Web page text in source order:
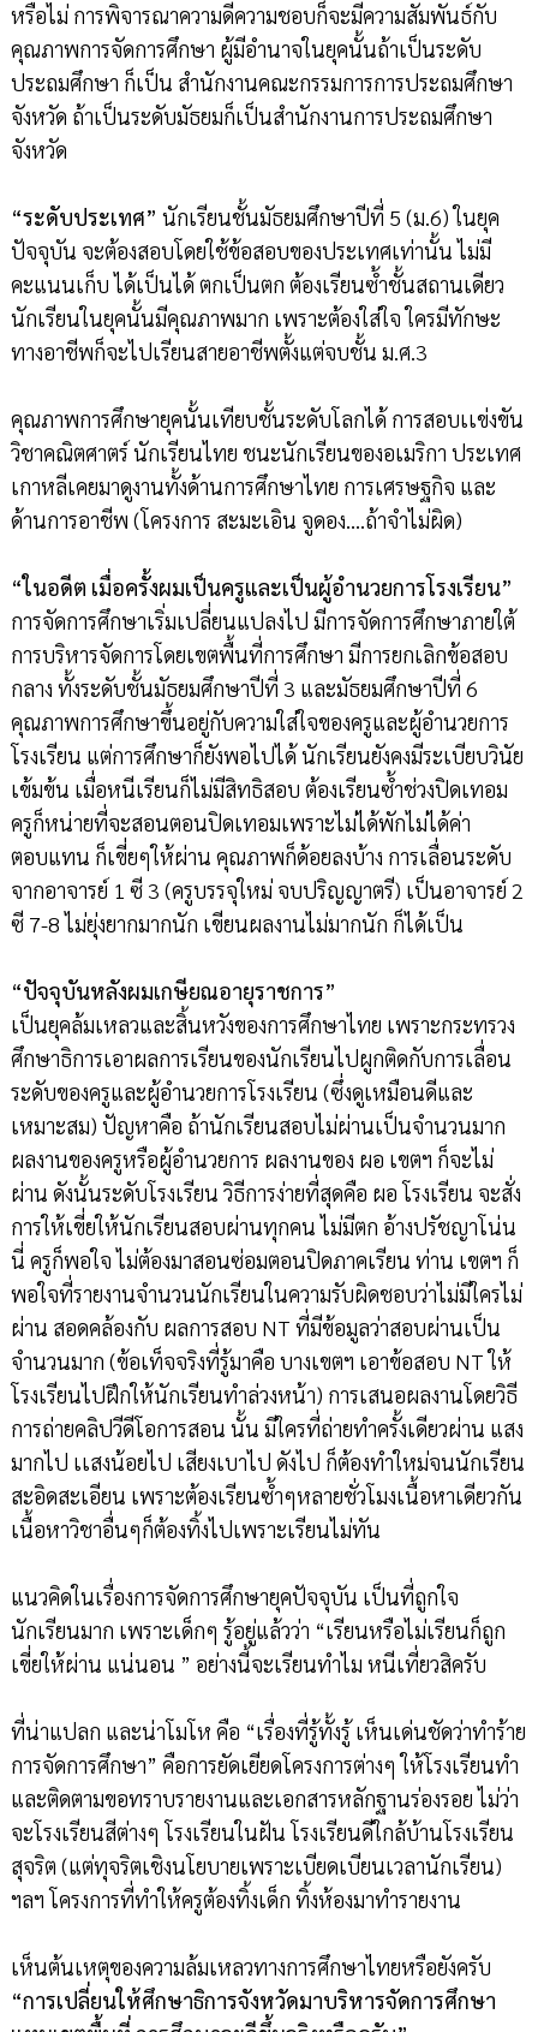
หรือไม่ การพิจารณาความดีความชอบก็จะมีความสัมพันธ์กับ
คุณภาพการจัดการศึกษา ผู้มีอำนาจในยุคนั้นถ้าเป็นระดับ
ประถมศึกษา ก็เป็น สำนักงานคณะกรรมการการประถมศึกษา
จังหวัด ถ้าเป็นระดับมัธยมก็เป็นสำนักงานการประถมศึกษา
จังหวัด
“ระดับประเทศ” นักเรียนชั้นมัธยมศึกษาปีที่ 5 (ม.6) ในยุค
ปัจจุบัน จะต้องสอบโดยใช้ข้อสอบของประเทศเท่านั้น ไม่มี
คะแนนเก็บ ได้เป็นได้ ตกเป็นตก ต้องเรียนซ้ำชั้นสถานเดียว
นักเรียนในยุคนั้นมีคุณภาพมาก เพราะต้องใส่ใจ ใครมีทักษะ
ทางอาชีพก็จะไปเรียนสายอาชีพตั้งแต่จบชั้น ม.ศ.3
คุณภาพการศึกษายุคนั้นเทียบชั้นระดับโลกได้ การสอบเเข่งขัน
วิชาคณิตศาตร์ นักเรียนไทย ชนะนักเรียนของอเมริกา ประเทศ
เกาหลีเคยมาดูงานทั้งด้านการศึกษาไทย การเศรษฐกิจ และ
ด้านการอาชีพ (โครงการ สะมะเอิน จูดอง….ถ้าจำไม่ผิด)
“ในอดีต เมื่อครั้งผมเป็นครูและเป็นผู้อำนวยการโรงเรียน”
การจัดการศึกษาเริ่มเปลี่ยนแปลงไป มีการจัดการศึกษาภายใต้
การบริหารจัดการโดยเขตพื้นที่การศึกษา มีการยกเลิกข้อสอบ
กลาง ทั้งระดับชั้นมัธยมศึกษาปีที่ 3 และมัธยมศึกษาปีที่ 6
คุณภาพการศึกษาขึ้นอยู่กับความใส่ใจของครูและผู้อำนวยการ
โรงเรียน แต่การศึกษาก็ยังพอไปได้ นักเรียนยังคงมีระเบียบวินัย
เข้มข้น เมื่อหนีเรียนก็ไม่มีสิทธิสอบ ต้องเรียนซ้ำช่วงปิดเทอม
ครูก็หน่ายที่จะสอนตอนปิดเทอมเพราะไม่ได้พักไม่ได้ค่า
ตอบแทน ก็เขี่ยๆให้ผ่าน คุณภาพก็ด้อยลงบ้าง การเลื่อนระดับ
จากอาจารย์ 1 ซี 3 (ครูบรรจุใหม่ จบปริญญาตรี) เป็นอาจารย์ 2
ซี 7-8 ไม่ยุ่งยากมากนัก เขียนผลงานไม่มากนัก ก็ได้เป็น
“ปัจจุบันหลังผมเกษียณอายุราชการ”
เป็นยุคล้มเหลวและสิ้นหวังของการศึกษาไทย เพราะกระทรวง
ศึกษาธิการเอาผลการเรียนของนักเรียนไปผูกติดกับการเลื่อน
ระดับของครูและผู้อำนวยการโรงเรียน (ซึ่งดูเหมือนดีและ
เหมาะสม) ปัญหาคือ ถ้านักเรียนสอบไม่ผ่านเป็นจำนวนมาก
ผลงานของครูหรือผู้อำนวยการ ผลงานของ ผอ เขตฯ ก็จะไม่
ผ่าน ดังนั้นระดับโรงเรียน วิธีการง่ายที่สุดคือ ผอ โรงเรียน จะสั่ง
การให้เขี่ยให้นักเรียนสอบผ่านทุกคน ไม่มีตก อ้างปรัชญาโน่น
นี่ ครูก็พอใจ ไม่ต้องมาสอนซ่อมตอนปิดภาคเรียน ท่าน เขตฯ ก็
พอใจที่รายงานจำนวนนักเรียนในความรับผิดชอบว่าไม่มีใครไม่
ผ่าน สอดคล้องกับ ผลการสอบ NT ที่มีข้อมูลว่าสอบผ่านเป็น
จำนวนมาก (ข้อเท็จจริงที่รู้มาคือ บางเขตฯ เอาข้อสอบ NT ให้
โรงเรียนไปฝึกให้นักเรียนทำล่วงหน้า) การเสนอผลงานโดยวิธี
การถ่ายคลิปวีดีโอการสอน นั้น มีใครที่ถ่ายทำครั้งเดียวผ่าน แสง
มากไป เเสงน้อยไป เสียงเบาไป ดังไป ก็ต้องทำใหม่จนนักเรียน
สะอิดสะเอียน เพราะต้องเรียนซ้ำๆหลายชั่วโมงเนื้อหาเดียวกัน
เนื้อหาวิชาอื่นๆก็ต้องทิ้งไปเพราะเรียนไม่ทัน
แนวคิดในเรื่องการจัดการศึกษายุคปัจจุบัน เป็นที่ถูกใจ
นักเรียนมาก เพราะเด็กๆ รู้อยู่แล้วว่า “เรียนหรือไม่เรียนก็ถูก
เขี่ยให้ผ่าน แน่นอน ” อย่างนี้จะเรียนทำไม หนีเที่ยวสิครับ
ที่น่าแปลก และน่าโมโห คือ “เรื่องที่รู้ทั้งรู้ เห็นเด่นชัดว่าทำร้าย
การจัดการศึกษา” คือการยัดเยียดโครงการต่างๆ ให้โรงเรียนทำ
และติดตามขอทราบรายงานและเอกสารหลักฐานร่องรอย ไม่ว่า
จะโรงเรียนสีต่างๆ โรงเรียนในฝัน โรงเรียนดีใกล้บ้านโรงเรียน
สุจริต (แต่ทุจริตเชิงนโยบายเพราะเบียดเบียนเวลานักเรียน)
ฯลฯ โครงการที่ทำให้ครูต้องทิ้งเด็ก ทิ้งห้องมาทำรายงาน
เห็นต้นเหตุของความล้มเหลวทางการศึกษาไทยหรือยังครับ
“การเปลี่ยนให้ศึกษาธิการจังหวัดมาบริหารจัดการศึกษา